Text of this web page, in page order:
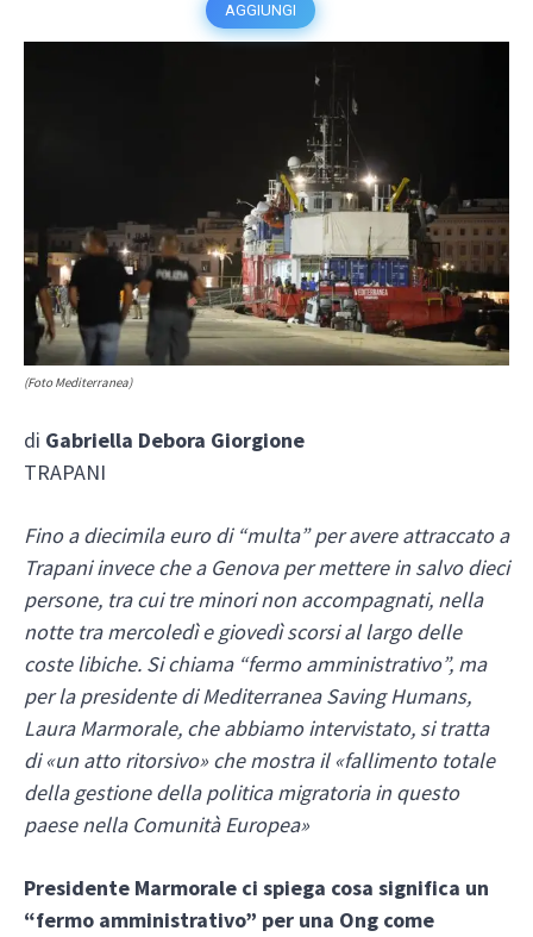
AGGIUNGI
(Foto Mediterranea)
di Gabriella Debora Giorgione
TRAPANI
Fino a diecimila euro di “multa” per avere attraccato a
Trapani invece che a Genova per mettere in salvo dieci
persone, tra cui tre minori non accompagnati, nella
notte tra mercoledì e giovedì scorsi al largo delle
coste libiche. Si chiama “fermo amministrativo”, ma
per la presidente di Mediterranea Saving Humans,
Laura Marmorale, che abbiamo intervistato, si tratta
di «un atto ritorsivo» che mostra il «fallimento totale
della gestione della politica migratoria in questo
paese nella Comunità Europea»
Presidente Marmorale ci spiega cosa significa un
“fermo amministrativo” per una Ong come